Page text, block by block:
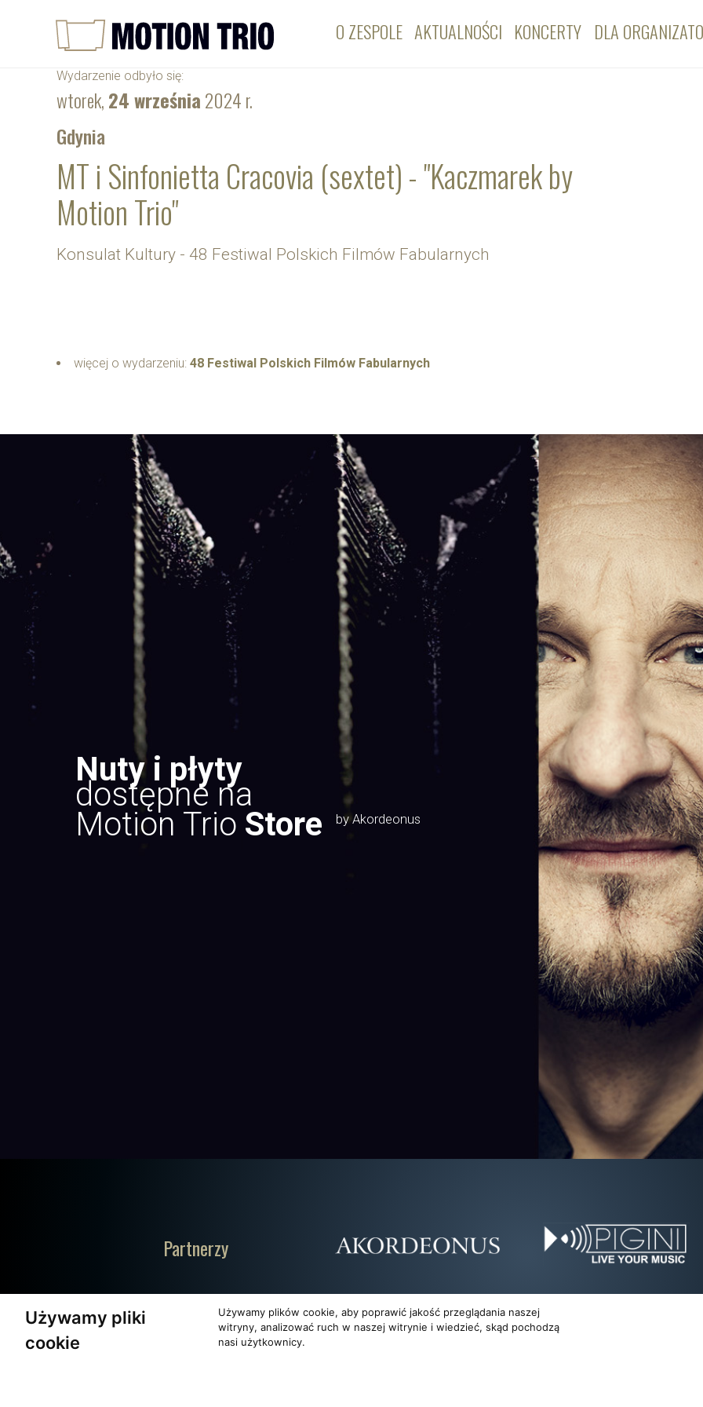
Używamy pliki
cookie
Używamy plików cookie, aby poprawić jakość przeglądania naszej
witryny, analizować ruch w naszej witrynie i wiedzieć, skąd pochodzą
nasi użytkownicy.
O ZESPOLE AKTUALNOŚCI KONCERTY DLA
Wydarzenie odbyło się:
wtorek,24 września2024 r.
Gdynia
MT i Sinfonietta Cracovia (sextet) - "Kaczmarek by
Motion Trio"
Konsulat Kultury - 48 Festiwal Polskich Filmów Fabularnych
więcej o wydarzeniu: 48 Festiwal Polskich Filmów Fabularnych
Nuty i płyty
dostępne na
Motion Trio Store by Akordeonus
Partnerzy